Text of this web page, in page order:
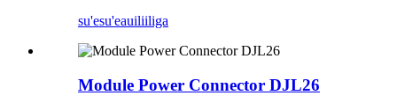
su'esu'eauiliiliga
Module Power Connector DJL26